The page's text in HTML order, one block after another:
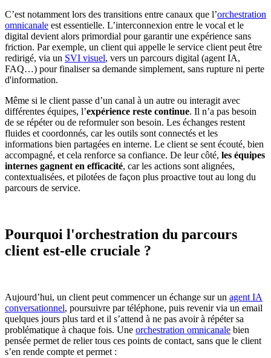
C’est notamment lors des transitions entre canaux que l’orchestration
omnicanale est essentielle. L’interconnexion entre le vocal et le
digital devient alors primordial pour garantir une expérience sans
friction. Par exemple, un client qui appelle le service client peut être
redirigé, via un SVI visuel, vers un parcours digital (agent IA,
FAQ…) pour finaliser sa demande simplement, sans rupture ni perte
d'information.
Même si le client passe d’un canal à un autre ou interagit avec
différentes équipes, l’expérience reste continue. Il n’a pas besoin
de se répéter ou de reformuler son besoin. Les échanges restent
fluides et coordonnés, car les outils sont connectés et les
informations bien partagées en interne. Le client se sent écouté, bien
accompagné, et cela renforce sa confiance. De leur côté, les équipes
internes gagnent en efficacité, car les actions sont alignées,
contextualisées, et pilotées de façon plus proactive tout au long du
parcours de service.
Pourquoi l'orchestration du parcours
client est-elle cruciale ?
Aujourd’hui, un client peut commencer un échange sur un agent IA
conversationnel, poursuivre par téléphone, puis revenir via un email
quelques jours plus tard et il s’attend à ne pas avoir à répéter sa
problématique à chaque fois. Une orchestration omnicanale bien
pensée permet de relier tous ces points de contact, sans que le client
s’en rende compte et permet :